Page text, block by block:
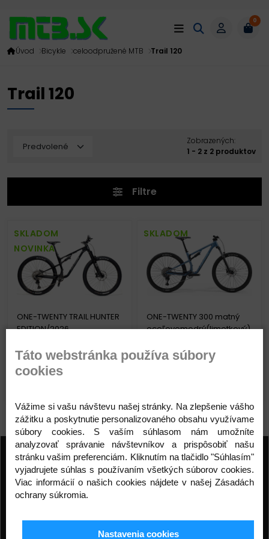
0
Úvod Bicykle celoodpružené MTB Trail 120
Trail 120
Zobrazených:
1 - 2 z 2 produktov
Filtre
SKLADOM
NOVINKA
ONE-TWENTY TRAIL HUNTER
EDITION/2026
2 499,00 €
SKLADOM
ONE-TWENTY 300 matný
oceľovomodrý(limetkový)
1 499,00 €
Prihláste sa na odber noviniek
Buďte prvý, kto to vie. Zaregistrujte sa na odber
noviniek ešte dnes
ODOBERAŤ
Táto webstránka používa súbory
cookies
Vážime si vašu návštevu našej stránky. Na zlepšenie vášho
zážitku a poskytnutie personalizovaného obsahu využívame
súbory cookies. S vaším súhlasom nám umožníte
analyzovať správanie návštevníkov a prispôsobiť našu
stránku vašim preferenciám. Kliknutím na tlačidlo "Súhlasím"
vyjadrujete súhlas s používaním všetkých súborov cookies.
Viac informácií o našich cookies nájdete v našej Zásadách
ochrany súkromia.
Nastavenia cookies